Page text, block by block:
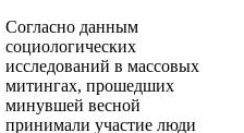
Согласно данным
социологических
исследований в массовых
митингах, прошедших
минувшей весной
принимали участие люди